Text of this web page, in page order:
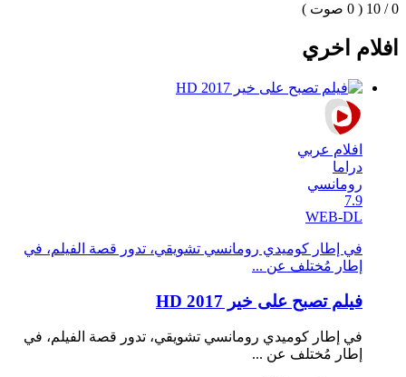
0 / 10 ( 0 صوت )
افلام اخري
افلام عربي
دراما
رومانسي
7.9
WEB-DL
في إطار كوميدي رومانسي تشويقي، تدور قصة الفيلم، في
إطار مُختلف عن ...
فيلم تصبح على خير 2017 HD
في إطار كوميدي رومانسي تشويقي، تدور قصة الفيلم، في
إطار مُختلف عن ...